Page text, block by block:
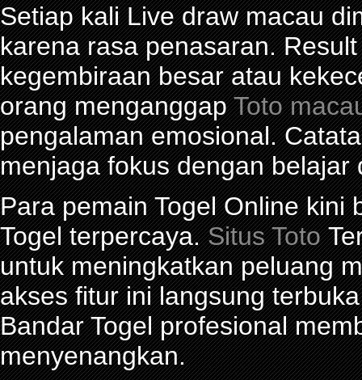
Setiap kali Live draw macau
karena rasa penasaran.
kegembiraan besar atau
orang menganggapToto
pengalaman emosional.
menjaga fokus dengan belajar
Para pemain Togel Online kini
Togel terpercaya.Situs Toto
untuk meningkatkan peluang
akses fitur ini langsung
Bandar Togel profesional
menyenangkan.